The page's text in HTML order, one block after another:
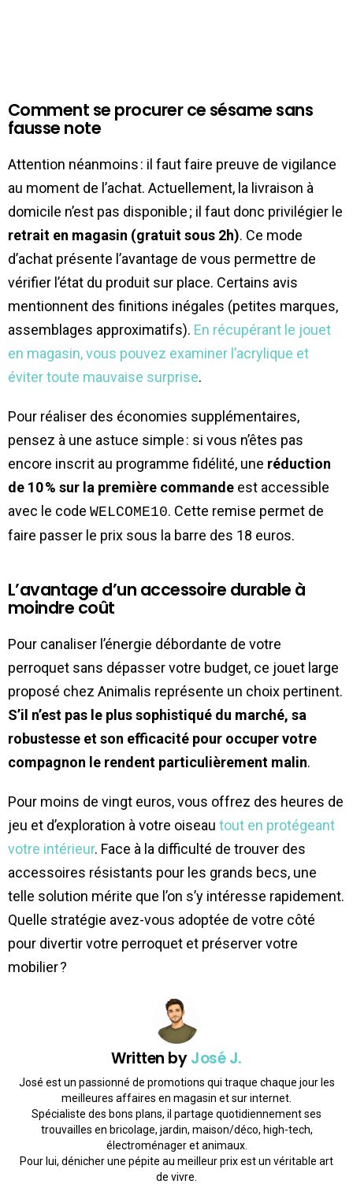
Comment se procurer ce sésame sans
fausse note
Attention néanmoins : il faut faire preuve de vigilance
au moment de l’achat. Actuellement, la livraison à
domicile n’est pas disponible ; il faut donc privilégier le
retrait en magasin (gratuit sous 2h). Ce mode
d’achat présente l’avantage de vous permettre de
vérifier l’état du produit sur place. Certains avis
mentionnent des finitions inégales (petites marques,
assemblages approximatifs). En récupérant le jouet
en magasin, vous pouvez examiner l’acrylique et
éviter toute mauvaise surprise.
Pour réaliser des économies supplémentaires,
pensez à une astuce simple : si vous n’êtes pas
encore inscrit au programme fidélité, une réduction
de 10 % sur la première commande est accessible
avec le code WELCOME10. Cette remise permet de
faire passer le prix sous la barre des 18 euros.
L’avantage d’un accessoire durable à
moindre coût
Pour canaliser l’énergie débordante de votre
perroquet sans dépasser votre budget, ce jouet large
proposé chez Animalis représente un choix pertinent.
S’il n’est pas le plus sophistiqué du marché, sa
robustesse et son efficacité pour occuper votre
compagnon le rendent particulièrement malin.
Pour moins de vingt euros, vous offrez des heures de
jeu et d’exploration à votre oiseau tout en protégeant
votre intérieur. Face à la difficulté de trouver des
accessoires résistants pour les grands becs, une
telle solution mérite que l’on s’y intéresse rapidement.
Quelle stratégie avez-vous adoptée de votre côté
pour divertir votre perroquet et préserver votre
mobilier ?
Written byJosé J.
José est un passionné de promotions qui traque chaque jour les
meilleures affaires en magasin et sur internet.
Spécialiste des bons plans, il partage quotidiennement ses
trouvailles en bricolage, jardin, maison/déco, high-tech,
électroménager et animaux.
Pour lui, dénicher une pépite au meilleur prix est un véritable art
de vivre.